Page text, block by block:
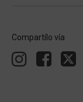
Compartílo vía